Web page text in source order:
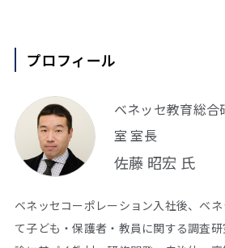
プロフィール
ベネッセ教育総
室 室長
佐藤 昭宏 氏
ベネッセコーポレーション入社後、ベ
て子ども・保護者・教員に関する調査